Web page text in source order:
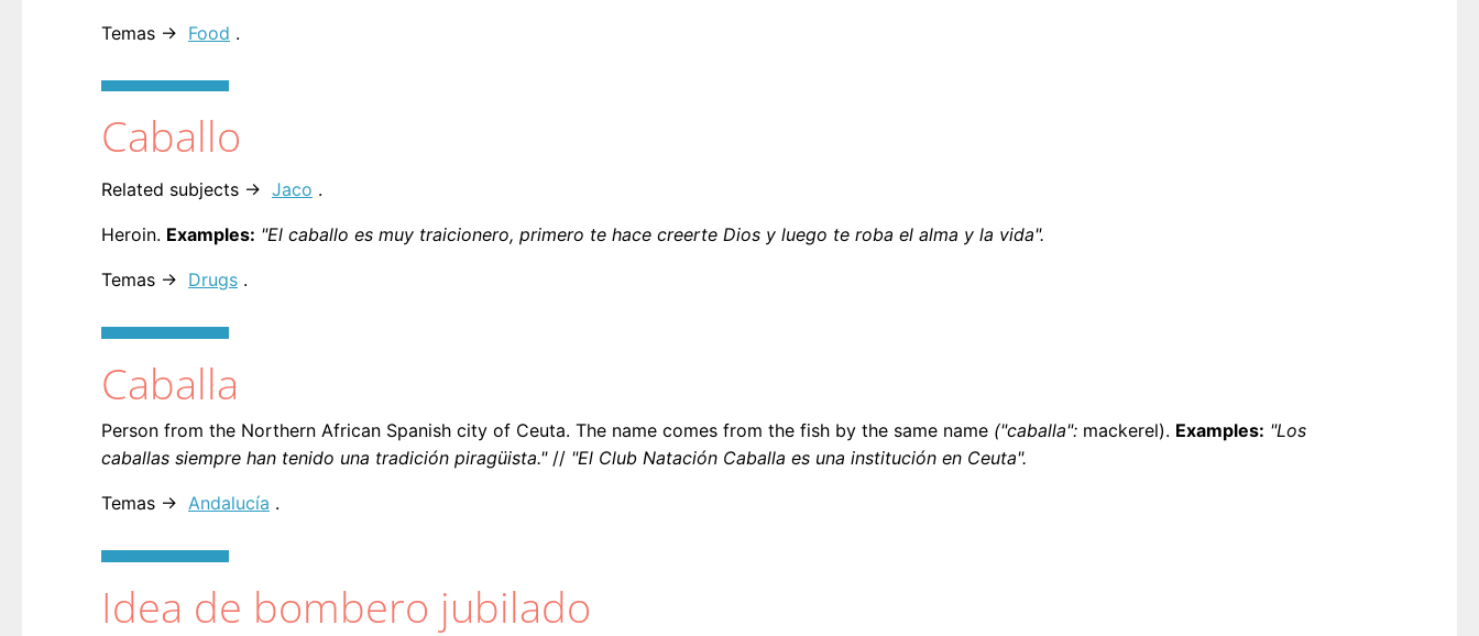
Temas → Food .
Caballo
Related subjects → Jaco .
Heroin. Examples: "El caballo es muy traicionero, primero te hace creerte Dios y luego te roba el alma y la vida".
Temas → Drugs .
Caballa
Person from the Northern African Spanish city of Ceuta. The name comes from the fish by the same name ("caballa": mackerel). Examples: "Los
caballas siempre han tenido una tradición piragüista."// "El Club Natación Caballa es una institución en Ceuta".
Temas → Andalucía .
Idea de bombero jubilado